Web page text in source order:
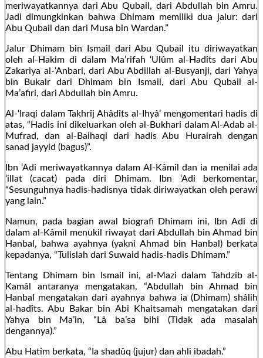
meriwayatkannya dari Abu Qubail, dari Abdullah bin Amru.
Jadi dimungkinkan bahwa Dhimam memiliki dua jalur: dari
Abu Qubail dan dari Musa bin Wardan.”
Jalur Dhimam bin Ismail dari Abu Qubail itu diriwayatkan
oleh al-Hakim di dalam Ma’rifah ‘Ulûm al-Hadîts dari Abu
Zakariya al-‘Anbari, dari Abu Abdillah al-Busyanji, dari Yahya
bin Bukair dari Dhimam bin Ismail, dari Abu Qubail al-
Ma’afiri, dari Abdullah bin Amru.
Al-‘Iraqi dalam Takhrîj Ahâdîts al-Ihyâ’ mengomentari hadis di
atas, “Hadis ini dikeluarkan oleh al-Bukhari dalam Al-Adab al-
Mufrad, dan al-Baihaqi dari hadis Abu Hurairah dengan
sanad jayyid (bagus)”.
Ibn ‘Adi meriwayatkannya dalam Al-Kâmil dan ia menilai ada
‘illat (cacat) pada diri Dhimam. Ibn ‘Adi berkomentar,
“Sesunguhnya hadis-hadisnya tidak diriwayatkan oleh perawi
yang lain.”
Namun, pada bagian awal biografi Dhimam ini, Ibn Adi di
dalam al-Kâmil menukil riwayat dari Abdullah bin Ahmad bin
Hanbal, bahwa ayahnya (yakni Ahmad bin Hanbal) berkata
kepadanya, “Tulislah dari Suwaid hadis-hadis Dhimam.”
Tentang Dhimam bin Ismail ini, al-Mazi dalam Tahdzîb al-
Kamâl antaranya mengatakan, “Abdullah bin Ahmad bin
Hanbal mengatakan dari ayahnya bahwa ia (Dhimam) shâlih
al-hadîts. Abu Bakar bin Abi Khaitsamah mengatakan dari
Yahya bin Ma’in, “Lâ ba’sa bihi (Tidak ada masalah
dengannya).”
Abu Hatim berkata, “Ia shadûq (jujur) dan ahli ibadah.”